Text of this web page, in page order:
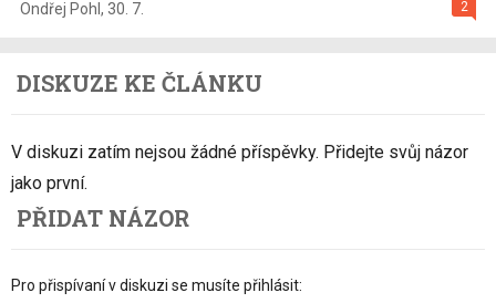
2
Ondřej Pohl , 30. 7.
DISKUZE KE ČLÁNKU
V diskuzi zatím nejsou žádné příspěvky. Přidejte svůj názor
jako první.
PŘIDAT NÁZOR
Pro přispívaní v diskuzi se musíte přihlásit: